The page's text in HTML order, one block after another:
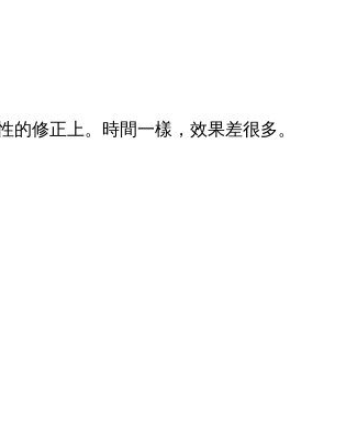
修正上。時間一樣，效果差很多。